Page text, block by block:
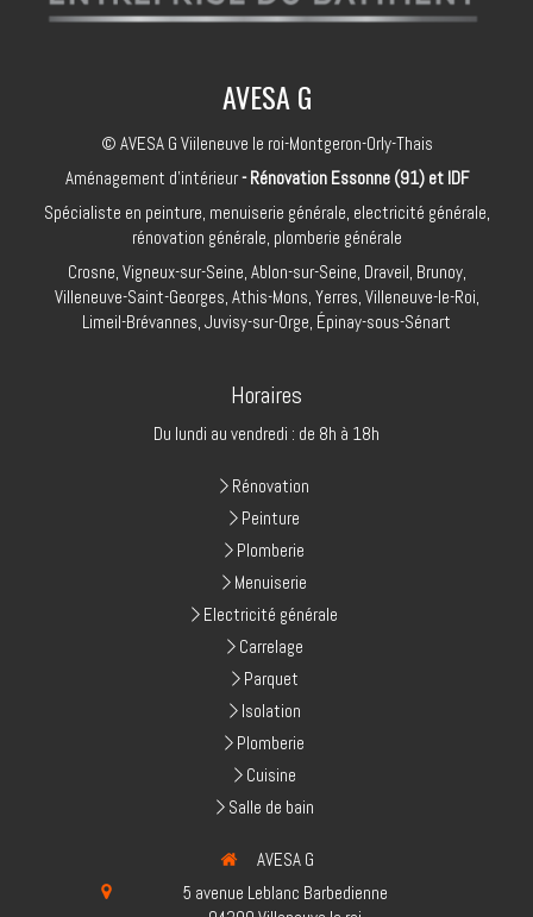
AVESA G
© AVESA G Viileneuve le roi-Montgeron-Orly-Thais
Aménagement d'intérieur- Rénovation Essonne (91) et IDF
Spécialiste en peinture, menuiserie générale, electricité générale,
rénovation générale, plomberie générale
Crosne, Vigneux-sur-Seine, Ablon-sur-Seine, Draveil, Brunoy,
Villeneuve-Saint-Georges, Athis-Mons, Yerres, Villeneuve-le-Roi,
Limeil-Brévannes, Juvisy-sur-Orge, Épinay-sous-Sénart
Horaires
Du lundi au vendredi : de 8h à 18h
Rénovation
Peinture
Plomberie
Menuiserie
Electricité générale
Carrelage
Parquet
Isolation
Plomberie
Cuisine
Salle de bain
AVESA G
5 avenue Leblanc Barbedienne